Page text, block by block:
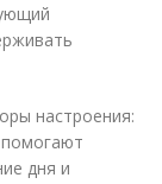
настроения:
дня и